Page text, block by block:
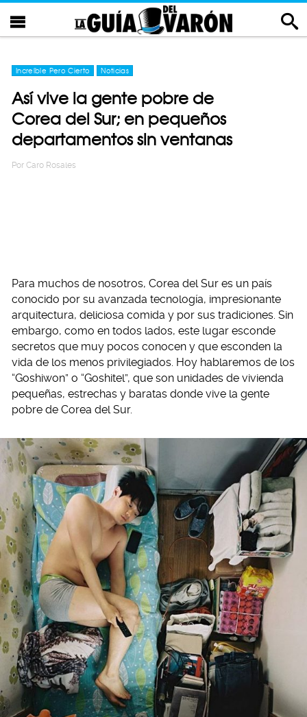
Increíble Pero Cierto Noticias
Así vive la gente pobre de
Corea del Sur; en pequeños
departamentos sin ventanas
Por Caro Rosales
Para muchos de nosotros, Corea del Sur es un país
conocido por su avanzada tecnología, impresionante
arquitectura, deliciosa comida y por sus tradiciones. Sin
embargo, como en todos lados, este lugar esconde
secretos que muy pocos conocen y que esconden la
vida de los menos privilegiados. Hoy hablaremos de los
“Goshiwon” o “Goshitel”, que son unidades de vivienda
pequeñas, estrechas y baratas donde vive la gente
pobre de Corea del Sur.